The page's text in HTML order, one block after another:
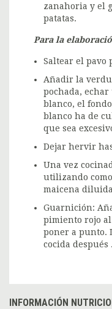
zanahoria y el
patatas.
Para la
Saltear el pavo
Añadir la
pochada,
blanco, el
blanco ha de
que sea
Dejar hervir
Una vez
utilizando
maicena
Guarnición:
pimiento rojo
poner a punto.
cocida después .
INFORMACIÓN